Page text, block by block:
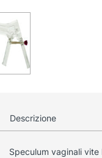
Descrizione
Speculum vaginali vite